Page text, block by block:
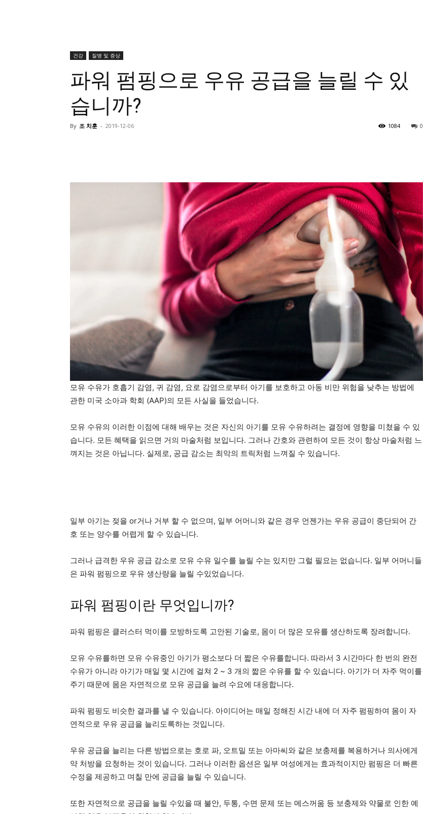
건강 질병 및 증상
파워 펌핑으로 우유 공급을 늘릴 수 있
습니까?
By 조 치훈 - 2019-12-06 0
1084
모유 수유가 호흡기 감염, 귀 감염, 요로 감염으로부터 아기를 보호하고 아동 비만 위험을 낮추는 방법에
관한 미국 소아과 학회 (AAP)의 모든 사실을 들었습니다.
모유 수유의 이러한 이점에 대해 배우는 것은 자신의 아기를 모유 수유하려는 결정에 영향을 미쳤을 수 있
습니다. 모든 혜택을 읽으면 거의 마술처럼 보입니다. 그러나 간호와 관련하여 모든 것이 항상 마술처럼 느
껴지는 것은 아닙니다. 실제로, 공급 감소는 최악의 트릭처럼 느껴질 수 있습니다.
일부 아기는 젖을 or거나 거부 할 수 없으며, 일부 어머니와 같은 경우 언젠가는 우유 공급이 중단되어 간
호 또는 양수를 어렵게 할 수 있습니다.
그러나 급격한 우유 공급 감소로 모유 수유 일수를 늘릴 수는 있지만 그럴 필요는 없습니다. 일부 어머니들
은 파워 펌핑으로 우유 생산량을 늘릴 수있었습니다.
파워 펌핑이란 무엇입니까?
파워 펌핑은 클러스터 먹이를 모방하도록 고안된 기술로, 몸이 더 많은 모유를 생산하도록 장려합니다.
모유 수유를하면 모유 수유중인 아기가 평소보다 더 짧은 수유를합니다. 따라서 3 시간마다 한 번의 완전
수유가 아니라 아기가 매일 몇 시간에 걸쳐 2 ~ 3 개의 짧은 수유를 할 수 있습니다. 아기가 더 자주 먹이를
주기 때문에 몸은 자연적으로 모유 공급을 늘려 수요에 대응합니다.
파워 펌핑도 비슷한 결과를 낼 수 있습니다. 아이디어는 매일 정해진 시간 내에 더 자주 펌핑하여 몸이 자
연적으로 우유 공급을 늘리도록하는 것입니다.
우유 공급을 늘리는 다른 방법으로는 호로 파, 오트밀 또는 아마씨와 같은 보충제를 복용하거나 의사에게
약 처방을 요청하는 것이 있습니다. 그러나 이러한 옵션은 일부 여성에게는 효과적이지만 펌핑은 더 빠른
수정을 제공하고 며칠 만에 공급을 늘릴 수 있습니다.
또한 자연적으로 공급을 늘릴 수있을 때 불안, 두통, 수면 문제 또는 메스꺼움 등 보충제와 약물로 인한 예